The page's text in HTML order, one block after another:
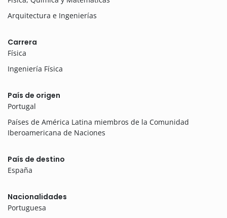
Arquitectura e Ingenierías
Carrera
Física
Ingeniería Física
País de origen
Portugal
Países de América Latina miembros de la Comunidad
Iberoamericana de Naciones
País de destino
España
Nacionalidades
Portuguesa